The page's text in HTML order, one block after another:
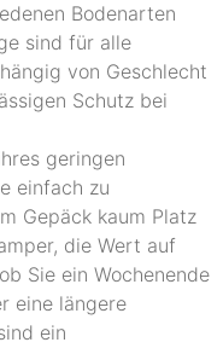
Bodenarten
sind für alle
von Geschlecht
Schutz bei
geringen
einfach zu
Gepäck kaum Platz
die Wert auf
Sie ein Wochenende
eine längere
ein